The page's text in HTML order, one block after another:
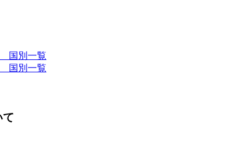
国別一覧
国別一覧
て